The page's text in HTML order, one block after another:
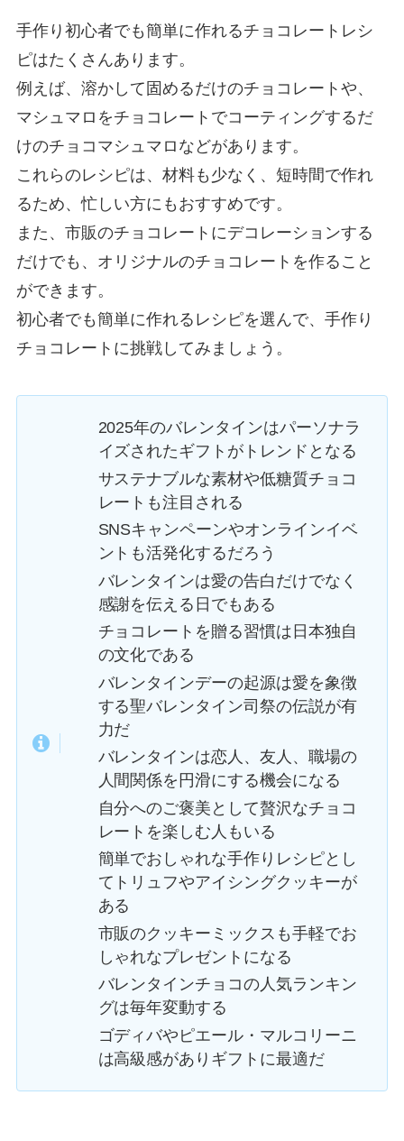
手作り初心者でも簡単に作れるチョコレートレシ
ピはたくさんあります。
例えば、溶かして固めるだけのチョコレートや、
マシュマロをチョコレートでコーティングするだ
けのチョコマシュマロなどがあります。
これらのレシピは、材料も少なく、短時間で作れ
るため、忙しい方にもおすすめです。
また、市販のチョコレートにデコレーションする
だけでも、オリジナルのチョコレートを作ること
ができます。
初心者でも簡単に作れるレシピを選んで、手作り
チョコレートに挑戦してみましょう。
2025年のバレンタインはパーソナラ
イズされたギフトがトレンドとなる
サステナブルな素材や低糖質チョコ
レートも注目される
SNSキャンペーンやオンラインイベ
ントも活発化するだろう
バレンタインは愛の告白だけでなく
感謝を伝える日でもある
チョコレートを贈る習慣は日本独自
の文化である
バレンタインデーの起源は愛を象徴
する聖バレンタイン司祭の伝説が有
力だ
バレンタインは恋人、友人、職場の
人間関係を円滑にする機会になる
自分へのご褒美として贅沢なチョコ
レートを楽しむ人もいる
簡単でおしゃれな手作りレシピとし
てトリュフやアイシングクッキーが
ある
市販のクッキーミックスも手軽でお
しゃれなプレゼントになる
バレンタインチョコの人気ランキン
グは毎年変動する
ゴディバやピエール・マルコリーニ
は高級感がありギフトに最適だ